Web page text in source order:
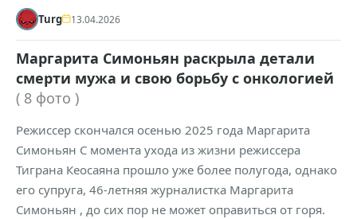
Turg 13.04.2026
Маргарита Симоньян раскрыла детали
смерти мужа и свою борьбу с онкологией
( 8 фото )
Режиссер скончался осенью 2025 года Маргарита
Симоньян С момента ухода из жизни режиссера
Тиграна Кеосаяна прошло уже более полугода, однако
его супруга, 46-летняя журналистка Маргарита
Симоньян , до сих пор не может оправиться от горя.